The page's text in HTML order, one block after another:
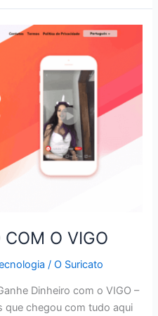
COM O VIGO
/O Suricato
Dinheiro com o VIGO –
que chegou com tudo aqui